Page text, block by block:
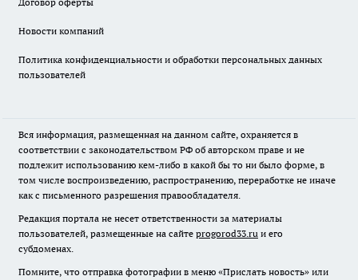
Новости компаний
Политика конфиденциальности и обработки персональных данных
пользователей
Вся информация, размещенная на данном сайте, охраняется в
соответствии с законодательством РФ об авторском праве и не
подлежит использованию кем-либо в какой бы то ни было форме, в
том числе воспроизведению, распространению, переработке не иначе
как с письменного разрешения правообладателя.
Редакция портала не несет ответственности за материалы
пользователей, размещенные на сайте progorod33.ru и его
субдоменах.
Помните, что отправка фотографии в меню «Прислать новость» или